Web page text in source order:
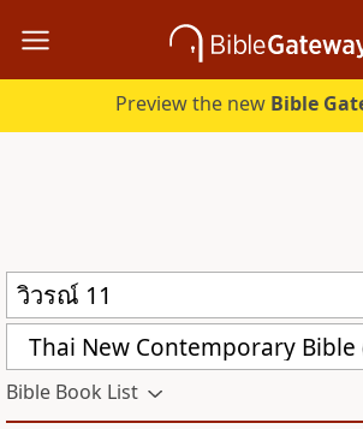
Preview the new Bible
Thai New Contemporary Bible
Bible Book List